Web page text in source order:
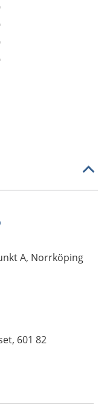
A, Norrköping
601 82